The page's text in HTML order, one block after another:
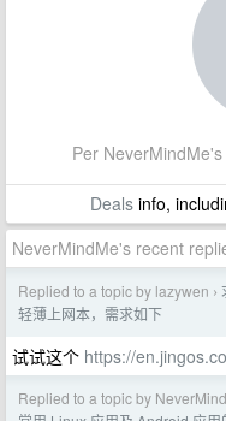
Per
Dealsinfo,
NeverMindMe's recent
Replied to a topic by lazywen ›
轻薄上网本，需求如下
试试这个 https://
Replied to a topic by